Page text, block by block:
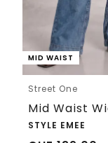
MID WAIST
Street One
STYLE EMEE